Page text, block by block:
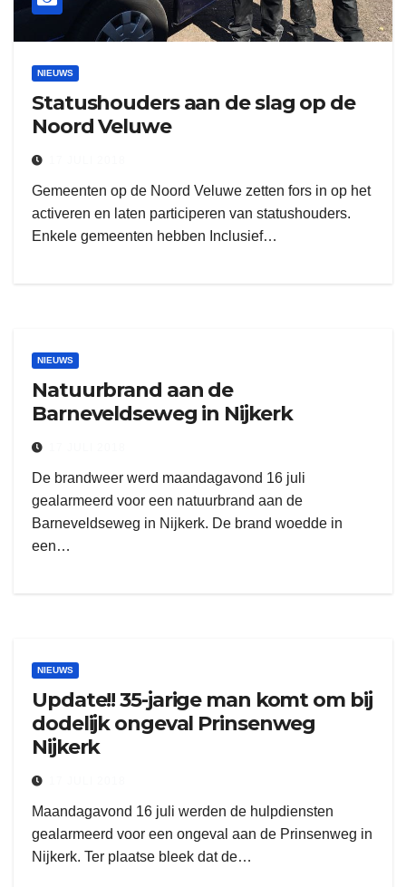
NIEUWS
Statushouders aan de slag op de
Noord Veluwe
Gemeenten op de Noord Veluwe zetten fors in op het
activeren en laten participeren van statushouders.
Enkele gemeenten hebben Inclusief…
NIEUWS
Natuurbrand aan de
Barneveldseweg in Nijkerk
De brandweer werd maandagavond 16 juli
gealarmeerd voor een natuurbrand aan de
Barneveldseweg in Nijkerk. De brand woedde in
een…
NIEUWS
Update!! 35-jarige man komt om bij
dodelijk ongeval Prinsenweg
Nijkerk
Maandagavond 16 juli werden de hulpdiensten
gealarmeerd voor een ongeval aan de Prinsenweg in
Nijkerk. Ter plaatse bleek dat de…